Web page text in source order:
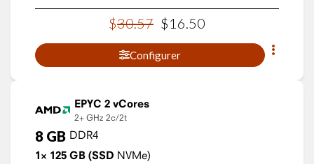
$30.57 $16 50
Configurer
EPYC 2 vCores
2+ GHz 2c/2t
8 GB DDR4
1× 125 GB (SSD NVMe)